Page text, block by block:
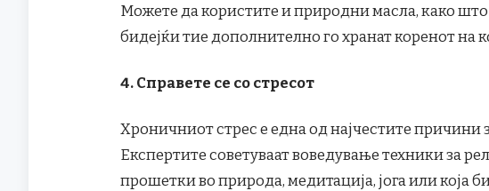
Можете да користите и природни масла, како
бидејќи тие дополнително го хранат коренот на
4. Справете се со стресот
Хроничниот стрес е една од најчестите причини
Експертите советуваат воведување техники за
прошетки во природа, медитација, јога или која